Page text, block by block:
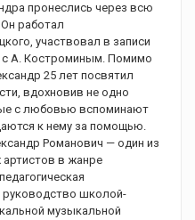
пронеслись через всю
работал
участвовал в записи
с А. Костроминым. Помимо
25 лет посвятил
вдохновив не одно
с любовью вспоминают
к нему за помощью.
Романович — один из
в жанре
руководство школой-
музыкальной